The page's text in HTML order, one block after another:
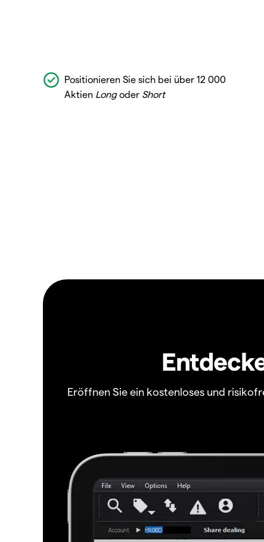
Positionieren Sie sich bei über 12 000
Aktien Longoder Short
Eröffnen Sie ein kostenloses und